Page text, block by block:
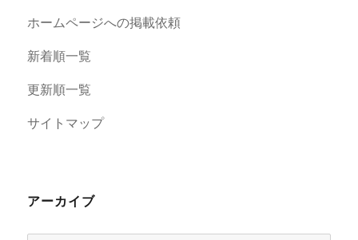
ホームページへの掲載依頼
新着順一覧
更新順一覧
サイトマップ
アーカイブ